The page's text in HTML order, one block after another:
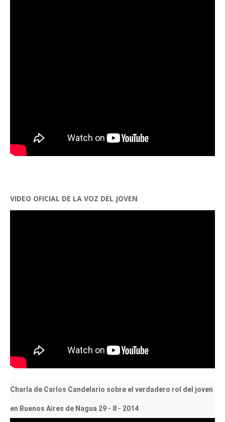
VIDEO OFICIAL DE LA VOZ DEL JOVEN
Charla de Carlos Candelario sobre el verdadero rol del joven
en Buenos Aires de Nagua 29 - 8 - 2014